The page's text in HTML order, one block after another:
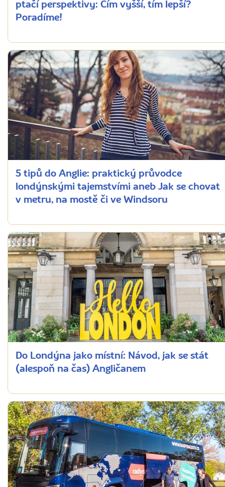
ptačí perspektivy: Čím vyšší, tím lepší?
Poradíme!
5 tipů do Anglie: praktický průvodce
londýnskými tajemstvími aneb Jak se chovat
v metru, na mostě či ve Windsoru
Do Londýna jako místní: Návod, jak se stát
(alespoň na čas) Angličanem